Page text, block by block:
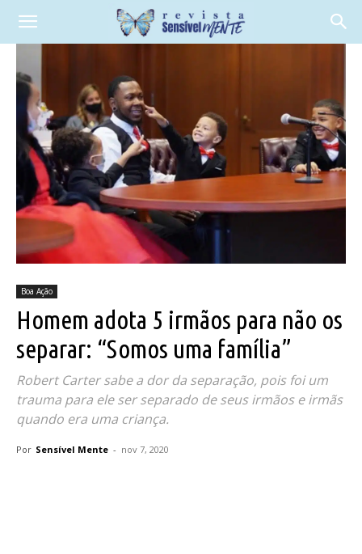
Boa Ação
Homem adota 5 irmãos para não os
separar: “Somos uma família”
Robert Carter sabe a dor da separação, pois foi um
trauma para ele ser separado de seus irmãos e irmãs
quando era uma criança.
Por Sensível Mente - nov 7, 2020